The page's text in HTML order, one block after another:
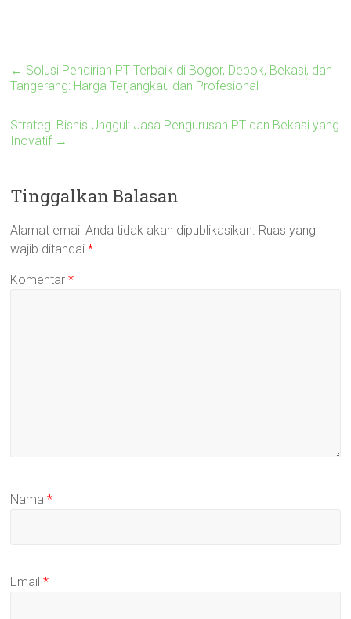
← Solusi Pendirian PT Terbaik di Bogor, Depok, Bekasi, dan
Tangerang: Harga Terjangkau dan Profesional
Strategi Bisnis Unggul: Jasa Pengurusan PT dan Bekasi yang
Inovatif →
Tinggalkan Balasan
Alamat email Anda tidak akan dipublikasikan. Ruas yang
wajib ditandai*
Komentar*
Nama*
Email*